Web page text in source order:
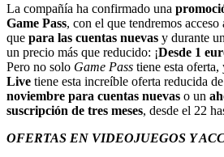
La compañía ha confirmado una
Game Pass, con el que tendremos
que para las cuentas nuevas y durante
un precio más que reducido: ¡Desde 1
Pero no solo Game Pass tiene esta oferta,
Live tiene esta increíble oferta reducida de
noviembre para cuentas nuevas o un
suscripción de tres meses, desde el 22
OFERTAS EN VIDEOJUEGOS Y